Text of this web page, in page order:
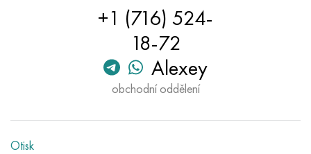
+1 (716) 524-
18-72
Alexey
obchodní oddělení
Otisk